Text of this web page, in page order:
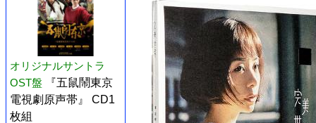
オリジナルサントラ
OST盤
『五鼠鬧東京
電視劇原声帯』 CD1
枚組